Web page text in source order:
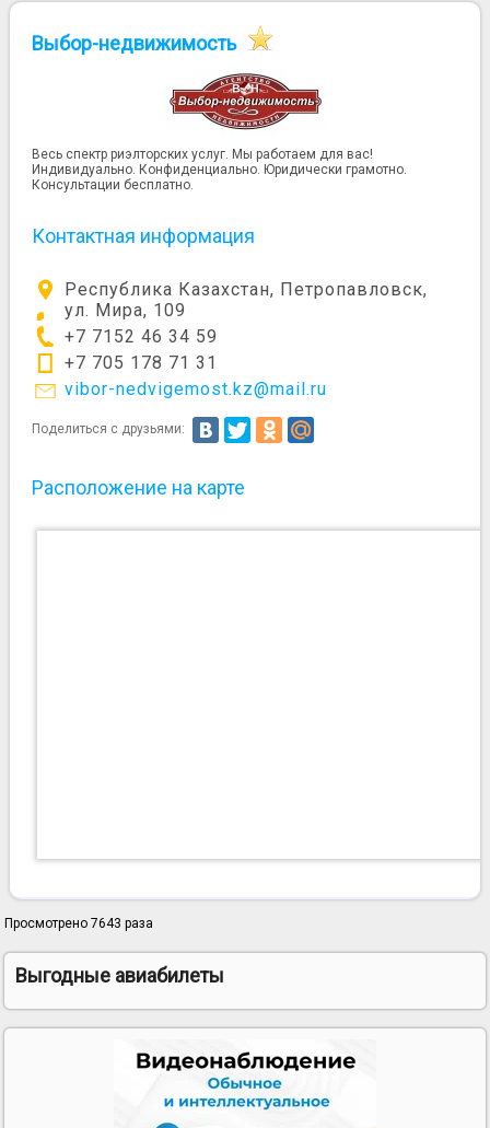
Выбор-недвижимость
Весь спектр риэлторских услуг. Мы работаем для вас!
Индивидуально. Конфиденциально. Юридически грамотно.
Консультации бесплатно.
Контактная информация
Республика Казахстан, Петропавловск,
ул. Мира, 109
+7 7152 46 34 59
+7 705 178 71 31
vibor-nedvigemost.kz@mail.ru
Поделиться с друзьями:
Расположение на карте
Просмотрено 7643 раза
Выгодные авиабилеты